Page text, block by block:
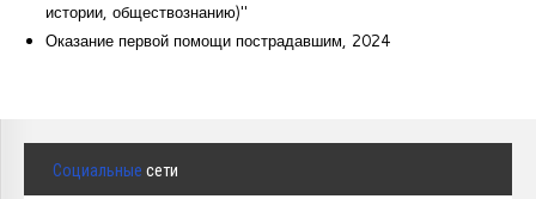
истории, обществознанию)"
Оказание первой помощи пострадавшим, 2024
Социальные сети